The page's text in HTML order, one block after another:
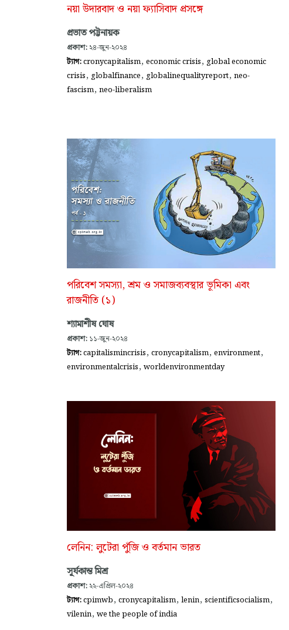
নয়া উদারবাদ ও নয়া ফ্যাসিবাদ প্রসঙ্গে
প্রভাত পট্টনায়ক
প্রকাশ: ২৪-জুন-২০২৪
ট্যাগ:cronycapitalism, economic crisis, global economic
crisis, globalfinance, globalinequalityreport, neo-
fascism, neo-liberalism
পরিবেশ সমস্যা, শ্রম ও সমাজব্যবস্থার ভূমিকা এবং
রাজনীতি (১)
শ্যামাশীষ ঘোষ
প্রকাশ: ১১-জুন-২০২৪
ট্যাগ:capitalismincrisis, cronycapitalism, environment,
environmentalcrisis, worldenvironmentday
লেনিন: লুটেরা পুঁজি ও বর্তমান ভারত
সূর্যকান্ত মিশ্র
প্রকাশ: ২২-এপ্রিল-২০২৪
ট্যাগ:cpimwb, cronycapitalism, lenin, scientificsocialism,
vilenin, we the people of india